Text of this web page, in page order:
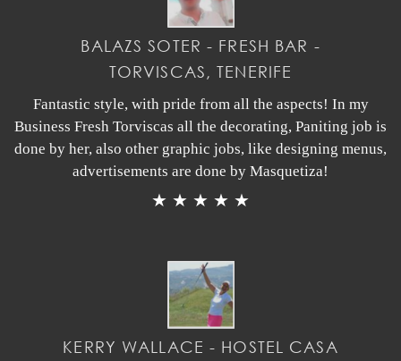
BALAZS SOTER - FRESH BAR -
TORVISCAS, TENERIFE
Fantastic style, with pride from all the aspects! In my
Business Fresh Torviscas all the decorating, Paniting job is
done by her, also other graphic jobs, like designing menus,
advertisements are done by Masquetiza!
★ ★ ★ ★ ★
KERRY WALLACE - HOSTEL CASA